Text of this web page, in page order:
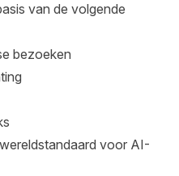
van de volgende
bezoeken
voor AI-